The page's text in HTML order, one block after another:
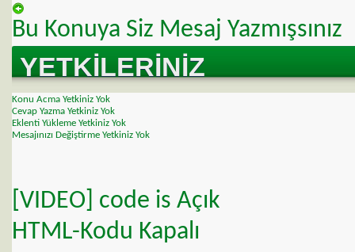
Bu Konuya Siz Mesaj Yazmışsınız
YETKILERINIZ
Konu Acma Yetkiniz Yok
Cevap Yazma Yetkiniz Yok
Eklenti Yükleme Yetkiniz Yok
Mesajınızı Değiştirme Yetkiniz Yok
[VIDEO] code is Açık
HTML-Kodu Kapalı